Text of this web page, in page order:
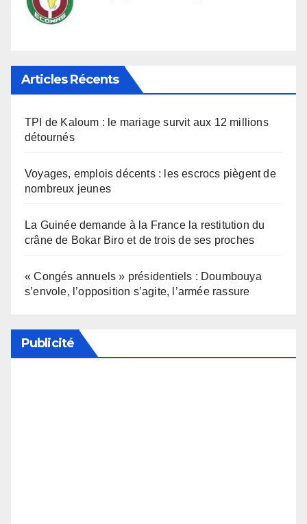
Articles Récents
TPI de Kaloum : le mariage survit aux 12 millions
détournés
Voyages, emplois décents : les escrocs piègent de
nombreux jeunes
La Guinée demande à la France la restitution du
crâne de Bokar Biro et de trois de ses proches
« Congés annuels » présidentiels : Doumbouya
s’envole, l’opposition s’agite, l’armée rassure
Publicité